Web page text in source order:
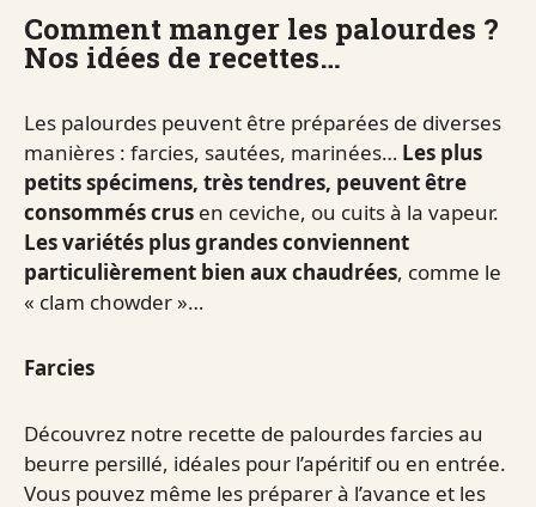
Comment manger les palourdes ?
Nos idées de recettes…
Les palourdes peuvent être préparées de diverses
manières : farcies, sautées, marinées… Les plus
petits spécimens, très tendres, peuvent être
consommés crus en ceviche, ou cuits à la vapeur.
Les variétés plus grandes conviennent
particulièrement bien aux chaudrées, comme le
« clam chowder »…
Farcies
Découvrez notre recette de palourdes farcies au
beurre persillé, idéales pour l’apéritif ou en entrée.
Vous pouvez même les préparer à l’avance et les